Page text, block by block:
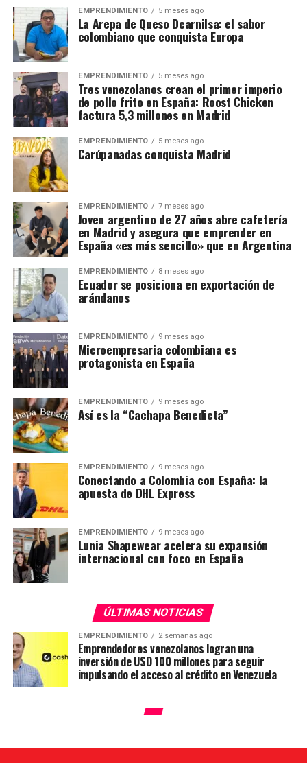
EMPRENDIMIENTO 5 meses ago
La Arepa de Queso Dcarnilsa: el sabor
colombiano que conquista Europa
EMPRENDIMIENTO 5 meses ago
Tres venezolanos crean el primer imperio
de pollo frito en España: Roost Chicken
factura 5,3 millones en Madrid
EMPRENDIMIENTO 5 meses ago
Carúpanadas conquista Madrid
EMPRENDIMIENTO 7 meses ago
Joven argentino de 27 años abre cafetería
en Madrid y asegura que emprender en
España «es más sencillo» que en Argentina
EMPRENDIMIENTO 8 meses ago
Ecuador se posiciona en exportación de
arándanos
EMPRENDIMIENTO 9 meses ago
Microempresaria colombiana es
protagonista en España
EMPRENDIMIENTO 9 meses ago
Así es la “Cachapa Benedicta”
EMPRENDIMIENTO 9 meses ago
Conectando a Colombia con España: la
apuesta de DHL Express
EMPRENDIMIENTO 9 meses ago
Lunia Shapewear acelera su expansión
internacional con foco en España
ÚLTIMAS NOTICIAS
EMPRENDIMIENTO 2 semanas ago
Emprendedores venezolanos logran una
inversión de USD 100 millones para seguir
impulsando el acceso al crédito en Venezuela